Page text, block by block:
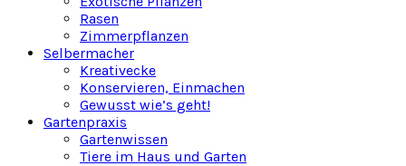
Rasen
Zimmerpflanzen
Selbermacher
Kreativecke
Konservieren, Einmachen
Gewusst wie’s geht!
Gartenpraxis
Gartenwissen
Tiere im Haus und Garten